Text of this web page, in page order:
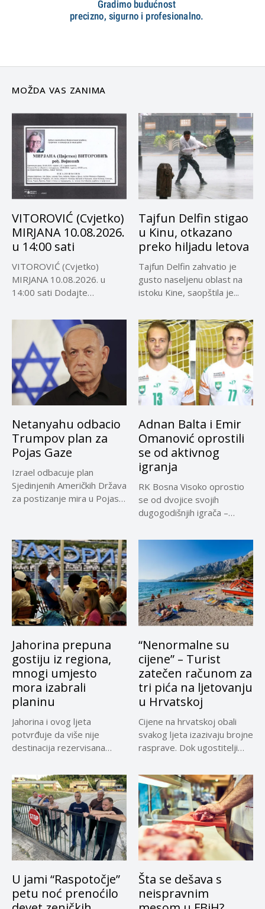
MOŽDA VAS ZANIMA
VITOROVIĆ (Cvjetko)
MIRJANA 10.08.2026.
u 14:00 sati
VITOROVIĆ (Cvjetko)
MIRJANA 10.08.2026. u
14:00 sati Dodajte
izvore...
Tajfun Delfin stigao
u Kinu, otkazano
preko hiljadu letova
Tajfun Delfin zahvatio je
gusto naseljenu oblast na
istoku Kine, saopštila je...
Netanyahu odbacio
Trumpov plan za
Pojas Gaze
Izrael odbacuje plan
Sjedinjenih Američkih Država
za postizanje mira u Pojasu
Adnan Balta i Emir
Omanović oprostili
se od aktivnog
igranja
RK Bosna Visoko oprostio
se od dvojice svojih
dugogodišnjih igrača –
Jahorina prepuna
gostiju iz regiona,
mnogi umjesto
mora izabrali
planinu
Jahorina i ovog ljeta
potvrđuje da više nije
destinacija rezervisana
“Nenormalne su
cijene” – Turist
zatečen računom za
tri pića na ljetovanju
u Hrvatskoj
Cijene na hrvatskoj obali
svakog ljeta izazivaju brojne
rasprave. Dok ugostitelji
U jami “Raspotočje”
petu noć prenoćilo
Šta se dešava s
neispravnim